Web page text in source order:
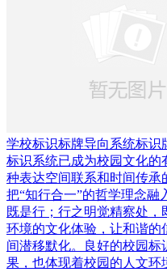
学校标识标牌导向系统标识
标识系统已成为校园文化的
种表达空间联系和时间传承
把“知行合一”的哲学理念融
既是行；行之明觉精察处
环境的文化体验，让和谐的
间潜移默化。良好的校园
果，也体现着校园的人文环